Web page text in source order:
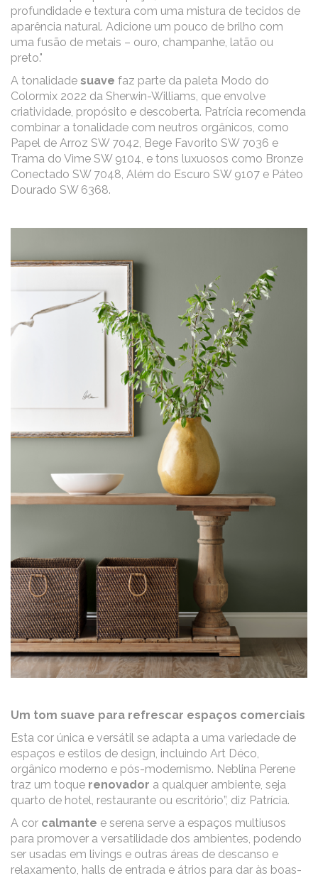
profundidade e textura com uma mistura de tecidos de
aparência natural. Adicione um pouco de brilho com
uma fusão de metais – ouro, champanhe, latão ou
preto."
A tonalidade suave faz parte da paleta Modo do
Colormix 2022 da Sherwin-Williams, que envolve
criatividade, propósito e descoberta. Patrícia recomenda
combinar a tonalidade com neutros orgânicos, como
Papel de Arroz SW 7042, Bege Favorito SW 7036 e
Trama do Vime SW 9104, e tons luxuosos como Bronze
Conectado SW 7048, Além do Escuro SW 9107 e Páteo
Dourado SW 6368.
Um tom suave para refrescar espaços comerciais
Esta cor única e versátil se adapta a uma variedade de
espaços e estilos de design, incluindo Art Déco,
orgânico moderno e pós-modernismo. Neblina Perene
traz um toque renovador a qualquer ambiente, seja
quarto de hotel, restaurante ou escritório”, diz Patrícia.
A cor calmante e serena serve a espaços multiusos
para promover a versatilidade dos ambientes, podendo
ser usadas em livings e outras áreas de descanso e
relaxamento, halls de entrada e átrios para dar às boas-